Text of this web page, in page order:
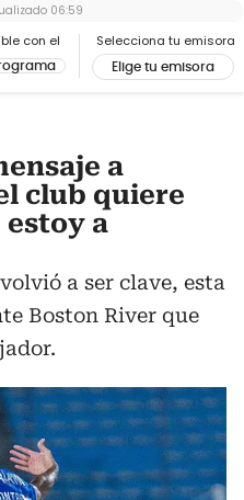
con el Selecciona tu emisora
Elige tu emisora
06:59
a
club quiere
a
a ser clave, esta
Boston River que